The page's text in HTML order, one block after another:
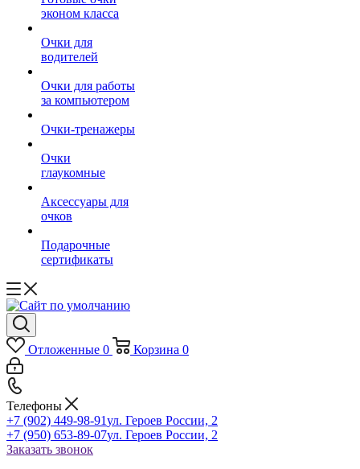
эконом класса
Очки для
водителей
Очки для работы
за компьютером
Очки-тренажеры
Очки
глаукомные
Аксессуары для
очков
Подарочные
сертификаты
Отложенные 0 Корзина 0
Телефоны
+7 (902) 449-98-91ул. Героев России, 2
+7 (950) 653-89-07ул. Героев России, 2
Заказать звонок